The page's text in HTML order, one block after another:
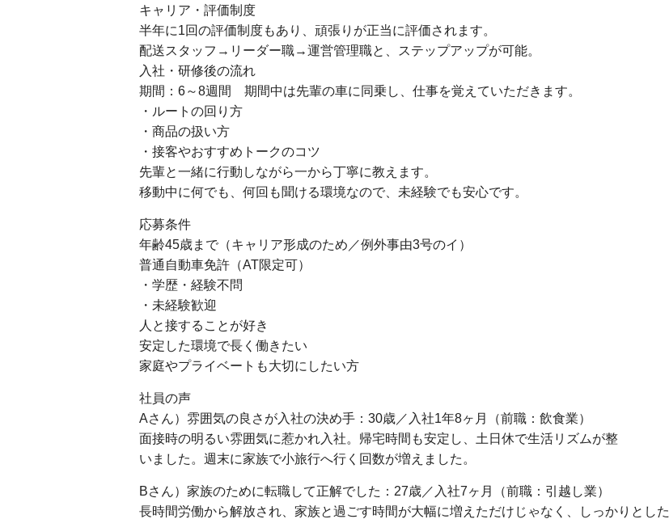
キャリア・評価制度
半年に1回の評価制度もあり、頑張りが正当に評価されます。
配送スタッフ→リーダー職→運営管理職と、ステップアップが可能。
入社・研修後の流れ
期間：6～8週間 期間中は先輩の車に同乗し、仕事を覚えていただきます。
・ルートの回り方
・商品の扱い方
・接客やおすすめトークのコツ
先輩と一緒に行動しながら一から丁寧に教えます。
移動中に何でも、何回も聞ける環境なので、未経験でも安心です。
応募条件
年齢45歳まで（キャリア形成のため／例外事由3号のイ）
普通自動車免許（AT限定可）
・学歴・経験不問
・未経験歓迎
人と接することが好き
安定した環境で長く働きたい
家庭やプライベートも大切にしたい方
社員の声
Aさん）雰囲気の良さが入社の決め手：30歳／入社1年8ヶ月（前職：飲食業）
面接時の明るい雰囲気に惹かれ入社。帰宅時間も安定し、土日休で生活リズムが整
いました。週末に家族で小旅行へ行く回数が増えました。
Bさん）家族のために転職して正解でした：27歳／入社7ヶ月（前職：引越し業）
長時間労働から解放され、家族と過ごす時間が大幅に増えただけじゃなく、しっかりとした